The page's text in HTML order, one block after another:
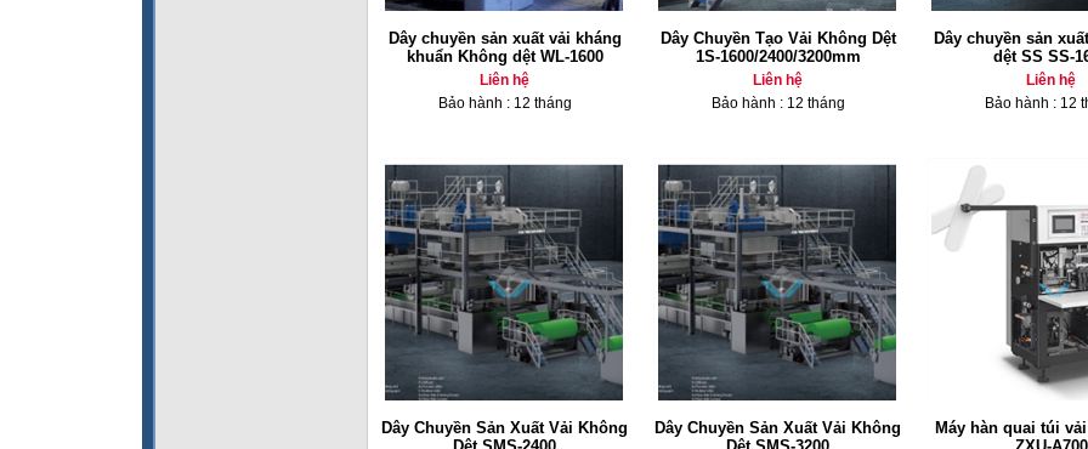
Dây chuyền sản xuất vải kháng
khuẩn Không dệt WL-1600
Liên hệ
Bảo hành : 12 tháng
Dây Chuyền Tạo Vải Không Dệt
1S-1600/2400/3200mm
Liên hệ
Bảo hành : 12 tháng
Dây chuyền sản
dệt SS SS-
Liên hệ
Bảo hành : 12
Dây Chuyền Sản Xuất Vải Không
Dây Chuyền Sản Xuất Vải Không
Máy hàn quai túi